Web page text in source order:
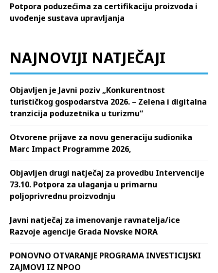
Potpora poduzećima za certifikaciju proizvoda i
uvođenje sustava upravljanja
NAJNOVIJI NATJEČAJI
Objavljen je Javni poziv „Konkurentnost
turističkog gospodarstva 2026. – Zelena i digitalna
tranzicija poduzetnika u turizmu“
Otvorene prijave za novu generaciju sudionika
Marc Impact Programme 2026,
Objavljen drugi natječaj za provedbu Intervencije
73.10. Potpora za ulaganja u primarnu
poljoprivrednu proizvodnju
Javni natječaj za imenovanje ravnatelja/ice
Razvoje agencije Grada Novske NORA
PONOVNO OTVARANJE PROGRAMA INVESTICIJSKI
ZAJMOVI IZ NPOO